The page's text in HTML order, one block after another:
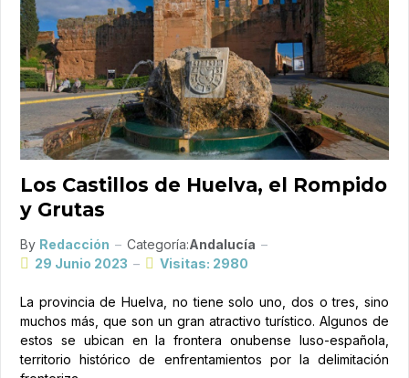
Los Castillos de Huelva, el Rompido
y Grutas
By Redacción Categoría:Andalucía
29 Junio 2023
Visitas: 2980
La provincia de Huelva, no tiene solo uno, dos o tres, sino
muchos más, que son un gran atractivo turístico. Algunos de
estos se ubican en la frontera onubense luso-española,
territorio histórico de enfrentamientos por la delimitación